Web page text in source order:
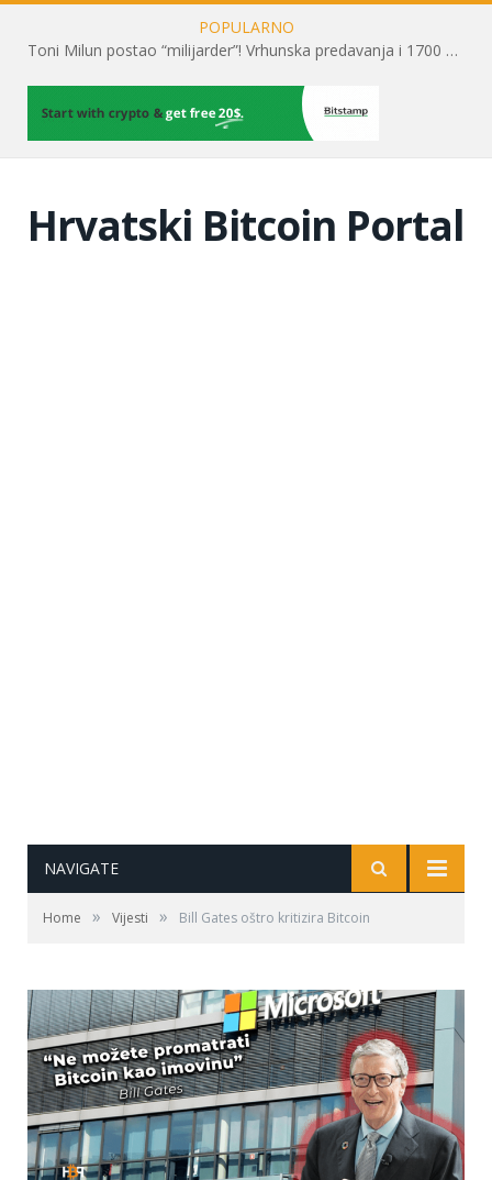
POPULARNO
Toni Milun postao “milijarder”! Vrhunska predavanja i 1700 posjetitelja obilježili su mjesec financijske pismenosti
Hrvatski Bitcoin Portal
NAVIGATE
Home » Vijesti » Bill Gates oštro kritizira Bitcoin